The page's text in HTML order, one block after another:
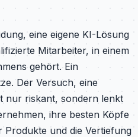
eine eigene KI-Lösung
Mitarbeiter, in einem
gehört. Ein
Der Versuch, eine
nur riskant, sondern lenkt
ihre besten Köpfe
Produkte und die Vertiefung